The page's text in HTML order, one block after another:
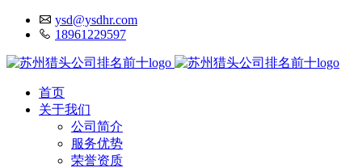
ysd@ysdhr.com
18961229597
首页
关于我们
公司简介
服务优势
荣誉资质